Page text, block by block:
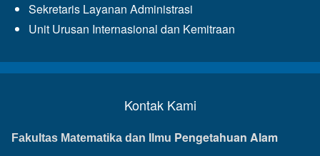
Sekretaris Layanan Administrasi
Unit Urusan Internasional dan Kemitraan
Kontak Kami
Fakultas Matematika dan Ilmu Pengetahuan Alam